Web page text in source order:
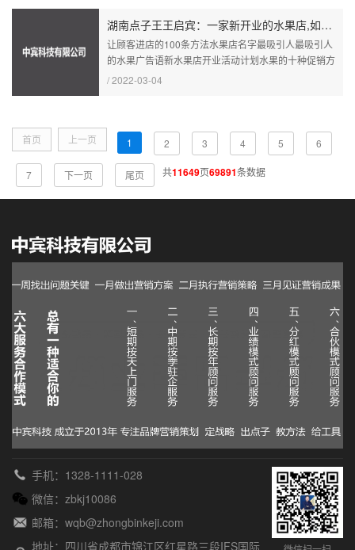
湖南点子王王启宾：一家新开业的水果店,如何营销社区在一周之内瞬间回笼资金?
让顾客进店的100条方法水果店名字最吸引人最吸引人
的水果广告语新水果店开业活动计划水果的十种促销方
法...
/ 2022-03-04
首页 上一页 1 2 3 4 5 6
7 下一页 尾页 共11649页69891条数据
手机：1328-1111-028
微信：zbkj10086
邮箱：wqb@zhongbinkeji.com
地址：四川省成都市锦江区红星路三段IFS国际